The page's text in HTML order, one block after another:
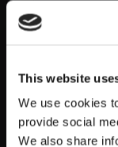
This website
We use cookies
provide social
We also share
15.09.2020
Analiza meczów
rezultaty. W
taktyki
bramek. W